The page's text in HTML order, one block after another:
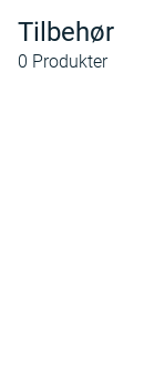
Tilbehør
0 Produkter